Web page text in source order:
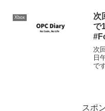
す
で
Xbox
次
で
次
日
で
スポ